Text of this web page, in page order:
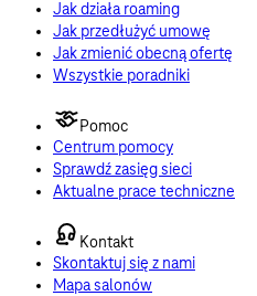
Jak działa roaming
Jak przedłużyć umowę
Jak zmienić obecną ofertę
Wszystkie poradniki
Pomoc
Centrum pomocy
Sprawdź zasięg sieci
Aktualne prace techniczne
Kontakt
Skontaktuj się z nami
Mapa salonów